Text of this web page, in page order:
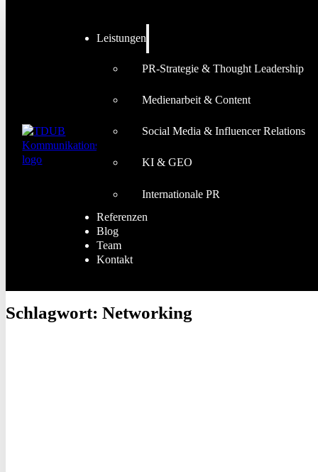
Leistungen
PR-Strategie & Thought Leadership
Medienarbeit & Content
Social Media & Influencer Relations
KI & GEO
Internationale PR
Referenzen
Blog
Team
Kontakt
Schlagwort: Networking